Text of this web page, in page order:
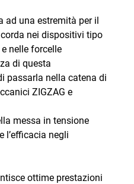
ad una estremità per il
nei dispositivi tipo
nelle forcelle
di questa
passarla nella catena di
ZIGZAG e
messa in tensione
l’efficacia negli
ottime prestazioni